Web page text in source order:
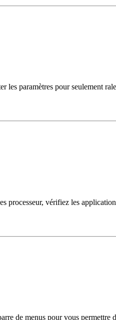
les paramètres pour seulement
processeur, vérifiez les
de menus pour vous permettre